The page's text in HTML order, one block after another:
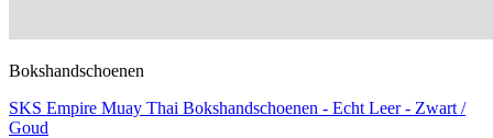
Bokshandschoenen
SKS Empire Muay Thai Bokshandschoenen - Echt Leer - Zwart /
Goud